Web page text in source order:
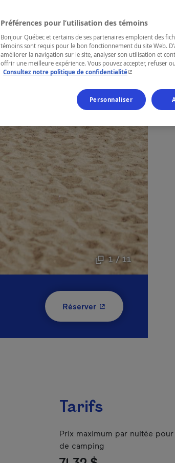
1 / 11
Réserver- Cet hyperlien
Tarifs
Prix maximum par nuitée
de camping
Préférences pour l’utilisation des témoins
Bonjour Québec et certains de ses partenaires emploient des
témoins sont requis pour le bon fonctionnement du site Web.
améliorer la navigation sur le site, analyser son utilisation et
offrir une meilleure expérience. Vous pouvez accepter, refuser
Consultez notre politique de confidentialité- Cet hyperlien
Personnaliser